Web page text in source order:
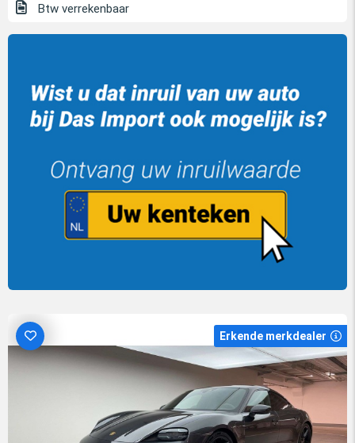
Btw verrekenbaar
Erkende merkdealer